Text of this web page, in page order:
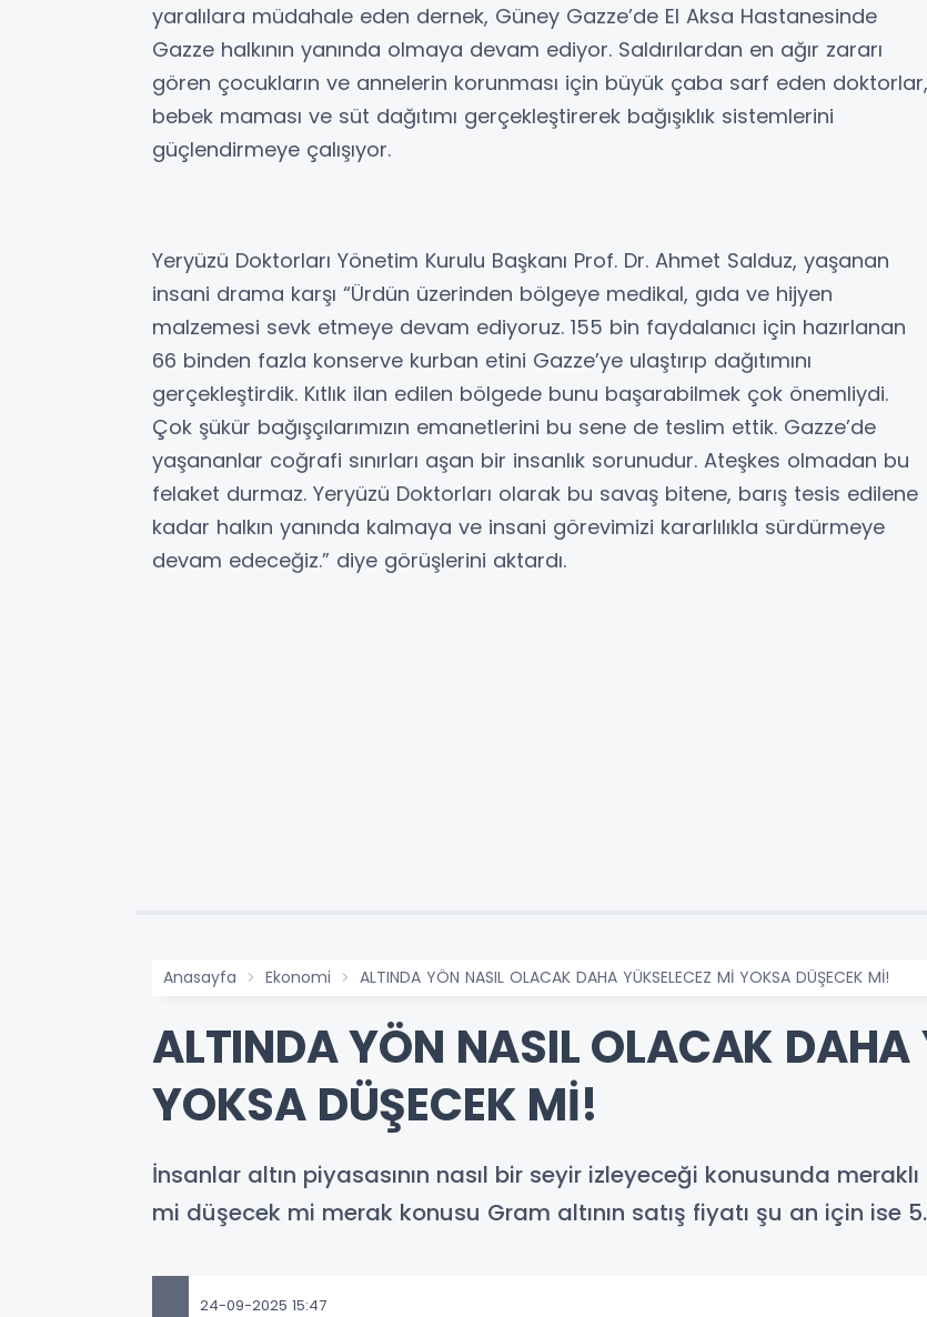
yaralılara müdahale eden dernek, Güney Gazze’de El Aksa Hastanesinde
Gazze halkının yanında olmaya devam ediyor. Saldırılardan en ağır zararı
gören çocukların ve annelerin korunması için büyük çaba sarf eden doktorlar,
bebek maması ve süt dağıtımı gerçekleştirerek bağışıklık sistemlerini
güçlendirmeye çalışıyor.
Yeryüzü Doktorları Yönetim Kurulu Başkanı Prof. Dr. Ahmet Salduz, yaşanan
insani drama karşı “Ürdün üzerinden bölgeye medikal, gıda ve hijyen
malzemesi sevk etmeye devam ediyoruz. 155 bin faydalanıcı için hazırlanan
66 binden fazla konserve kurban etini Gazze’ye ulaştırıp dağıtımını
gerçekleştirdik. Kıtlık ilan edilen bölgede bunu başarabilmek çok önemliydi.
Çok şükür bağışçılarımızın emanetlerini bu sene de teslim ettik. Gazze’de
yaşananlar coğrafi sınırları aşan bir insanlık sorunudur. Ateşkes olmadan bu
felaket durmaz. Yeryüzü Doktorları olarak bu savaş bitene, barış tesis edilene
kadar halkın yanında kalmaya ve insani görevimizi kararlılıkla sürdürmeye
devam edeceğiz.” diye görüşlerini aktardı.
Anasayfa Ekonomi ALTINDA YÖN NASIL OLACAK DAHA YÜKSELECEZ Mİ YOKSA DÜŞECEK Mİ!
ALTINDA YÖN NASIL OLACAK DAHA
YOKSA DÜŞECEK Mİ!
İnsanlar altın piyasasının nasıl bir seyir izleyeceği konusunda
mi düşecek mi merak konusu Gram altının satış fiyatı şu an için ise
24-09-2025 15:47